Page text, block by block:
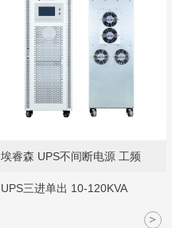
埃睿森 UPS不间断电源 工频
UPS三进单出 10-120KVA
>